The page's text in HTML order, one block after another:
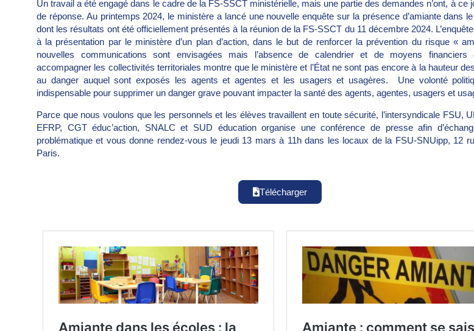
Un travail a été engagé dans le cadre de la FS-SSCT ministérielle, mais une partie des demandes n’ont, à ce
de réponse. Au printemps 2024, le ministère a lancé une nouvelle enquête sur la présence d’amiante dans
dont les résultats ont été officiellement présentés à la réunion de la FS-SSCT du 11 décembre 2024.
à la présentation par le ministère d’un plan d’action, dans le but de renforcer la prévention du risque «
nouvelles communications sont envisagées mais l’absence de calendrier et de moyens financiers
accompagner les collectivités territoriales montre que le ministère et l’État ne sont pas encore à la hauteur
au danger auquel sont exposés les agents et agentes et les usagers et usagères. Une volonté
indispensable pour supprimer un danger grave pouvant impacter la santé des agents, agentes, usagers et
Parce que nous voulons que les personnels et les élèves travaillent en toute sécurité, l’intersyndicale FSU,
EFRP, CGT éduc’action, SNALC et SUD éducation organise une conférence de presse afin
problématique et vous donne rendez-vous le jeudi 13 mars à 11h dans les locaux de la FSU-SNUipp, 12
Paris.
Télécharger